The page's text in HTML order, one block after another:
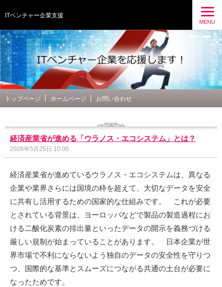
ITベンチャー企業支援
MENU
トップページ ホームページ お問い合わせ
経済産業省が進める「ウラノス・エコシステム」とは？
2026年5月25日 10:00
経済産業省が進めているウラノス・エコシステムは、異なる
企業や業界さらには国境の枠を超えて、大切なデータを安全
に共有し活用するための国家的な仕組みです。 これが必要
とされている背景は、ヨーロッパなどで製品の製造過程にお
ける二酸化炭素の排出量といったデータの開示を義務づける
厳しい規制が始まっていることがあります。 日本企業が世
界市場で不利にならないよう独自のデータの安全性を守りつ
つ、国際的な基準とスムーズにつながる共通の土台が必要に
なったためです。